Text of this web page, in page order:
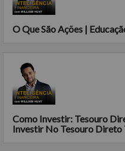
O Que São Ações |
Como Investir: Tesouro
Investir No Tesouro Direto